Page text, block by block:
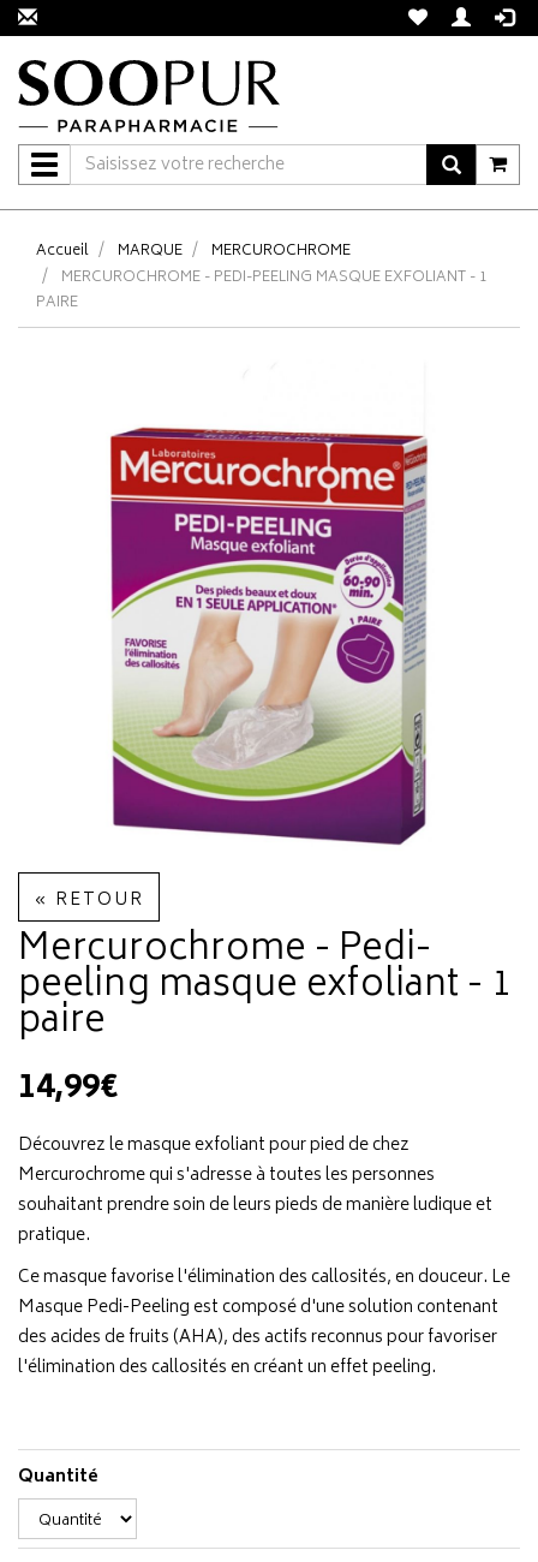
Navigation
Accueil MARQUE
MERCUROCHROME
MERCUROCHROME - PEDI-PEELING MASQUE EXFOLIANT - 1
PAIRE
« RETOUR
Mercurochrome - Pedi-
peeling masque exfoliant - 1
paire
14,99€
Découvrez le masque exfoliant pour pied de chez
Mercurochrome qui s'adresse à toutes les personnes
souhaitant prendre soin de leurs pieds de manière ludique et
pratique.
Ce masque favorise l'élimination des callosités, en douceur. Le
Masque Pedi-Peeling est composé d'une solution contenant
des acides de fruits (AHA), des actifs reconnus pour favoriser
l'élimination des callosités en créant un effet peeling.
Quantité